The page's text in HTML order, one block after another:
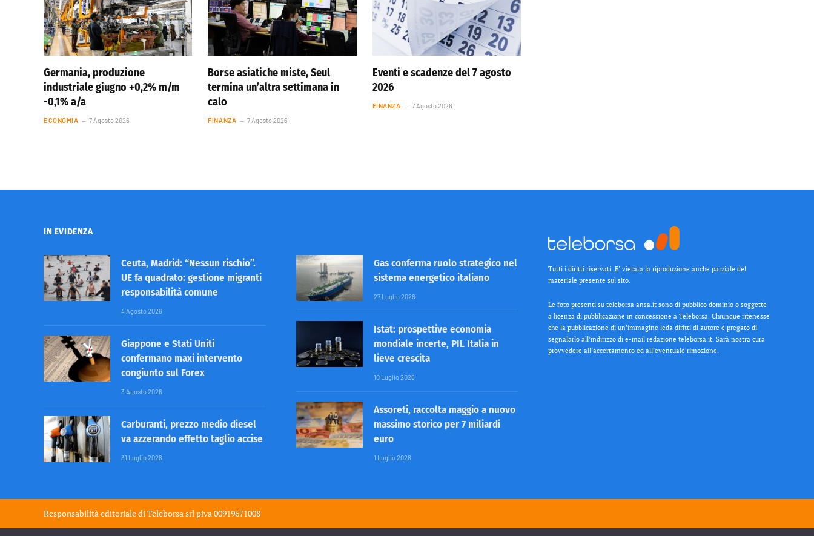
Germania, produzione
industriale giugno +0,2% m/m
-0,1% a/a
ECONOMIA 7 Agosto 2026
Borse asiatiche miste, Seul
termina un’altra settimana in
calo
FINANZA 7 Agosto 2026
Eventi e scadenze del 7 agosto
2026
FINANZA 7 Agosto 2026
IN EVIDENZA
Ceuta, Madrid: “Nessun rischio”.
UE fa quadrato: gestione migranti
responsabilità comune
4 Agosto 2026
Giappone e Stati Uniti
confermano maxi intervento
congiunto sul Forex
3 Agosto 2026
Carburanti, prezzo medio diesel
va azzerando effetto taglio accise
31 Luglio 2026
Gas conferma ruolo strategico nel
sistema energetico italiano
27 Luglio 2026
Istat: prospettive economia
mondiale incerte, PIL Italia in
lieve crescita
10 Luglio 2026
Assoreti, raccolta maggio a nuovo
massimo storico per 7 miliardi
euro
1 Luglio 2026
Tutti i diritti riservati. E’ vietata la riproduzione anche parziale del
materiale presente sul sito.
Le foto presenti su teleborsa.ansa.it sono di pubblico dominio o soggette
a licenza di pubblicazione in concessione a Teleborsa. Chiunque ritenesse
che la pubblicazione di un’immagine leda diritti di autore è pregato di
segnalarlo all’indirizzo di e-mail redazione teleborsa.it. Sarà nostra cura
provvedere all’accertamento ed all’eventuale rimozione.
Responsabilità editoriale di Teleborsa srl piva 00919671008